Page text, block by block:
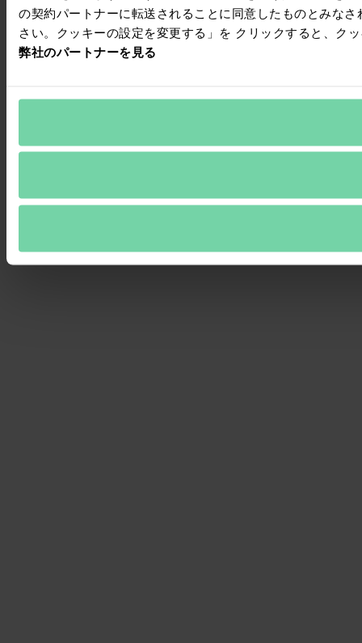
の契約パートナーに転送されることに同意したものとみな
さい。クッキーの設定を変更する」を クリックすると、ク
弊社のパートナーを見る